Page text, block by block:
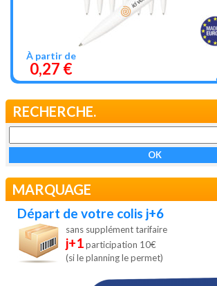
À partir de
0,27 €
RECHERCHE.
MARQUAGE
Départ de votre colis j+6
sans supplément tarifaire
j+1participation 10€
(si le planning le permet)